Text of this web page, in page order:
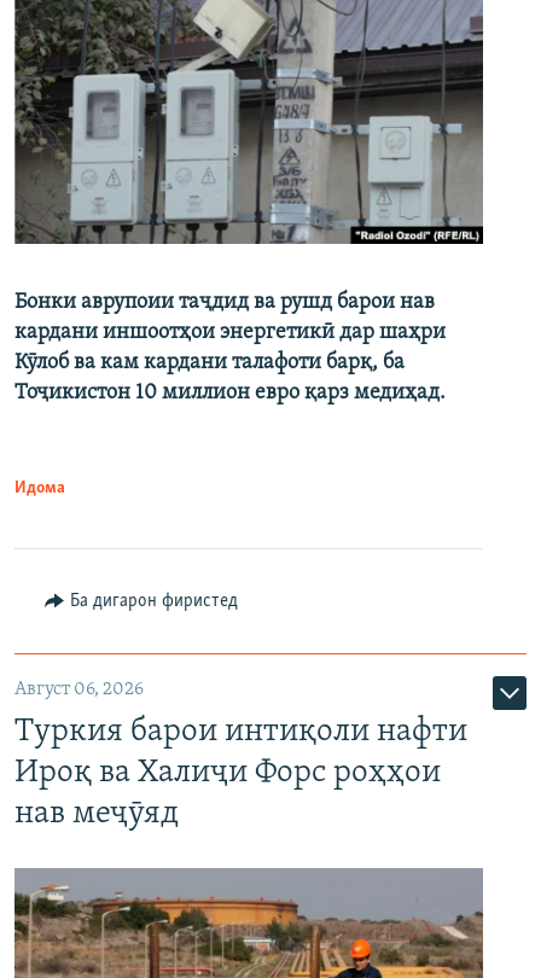
Бонки аврупоии таҷдид ва рушд барои нав
кардани иншоотҳои энергетикӣ дар шаҳри
Кӯлоб ва кам кардани талафоти барқ, ба
Тоҷикистон 10 миллион евро қарз медиҳад.
Идома
Ба дигарон фиристед
Август 06, 2026
Туркия барои интиқоли нафти
Ироқ ва Халиҷи Форс роҳҳои
нав меҷӯяд